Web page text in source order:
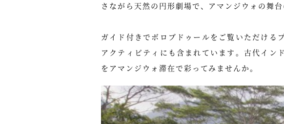
さながら天然の円形劇場で、アマンジウォの舞
ガイド付きでボロブドゥールをご覧いただける
アクティビティにも含まれています。古代イン
をアマンジウォ滞在で彩ってみませんか。